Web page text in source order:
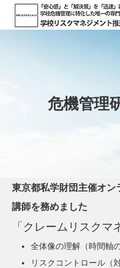
危機管理
東京都私学財団主催オン
講師を務めました
「クレームリスクマ
全体像の理解（時間軸の
リスクコントロール（